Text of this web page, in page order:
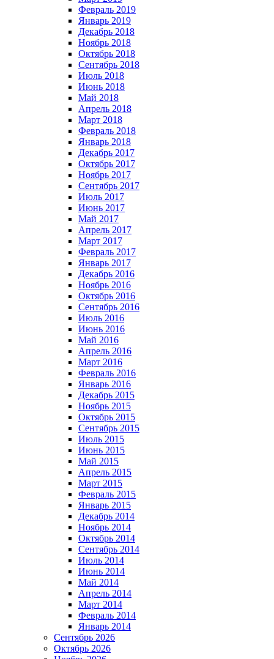
Февраль 2019
Январь 2019
Декабрь 2018
Ноябрь 2018
Октябрь 2018
Сентябрь 2018
Июль 2018
Июнь 2018
Май 2018
Апрель 2018
Март 2018
Февраль 2018
Январь 2018
Декабрь 2017
Октябрь 2017
Ноябрь 2017
Сентябрь 2017
Июль 2017
Июнь 2017
Май 2017
Апрель 2017
Март 2017
Февраль 2017
Январь 2017
Декабрь 2016
Ноябрь 2016
Октябрь 2016
Сентябрь 2016
Июль 2016
Июнь 2016
Май 2016
Апрель 2016
Март 2016
Февраль 2016
Январь 2016
Декабрь 2015
Ноябрь 2015
Октябрь 2015
Сентябрь 2015
Июль 2015
Июнь 2015
Май 2015
Апрель 2015
Март 2015
Февраль 2015
Январь 2015
Декабрь 2014
Ноябрь 2014
Октябрь 2014
Сентябрь 2014
Июль 2014
Июнь 2014
Май 2014
Апрель 2014
Март 2014
Февраль 2014
Январь 2014
Сентябрь 2026
Октябрь 2026